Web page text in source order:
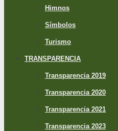
Himnos
Símbolos
Turismo
TRANSPARENCIA
Transparencia 2019
Transparencia 2020
Transparencia 2021
Transparencia 2023